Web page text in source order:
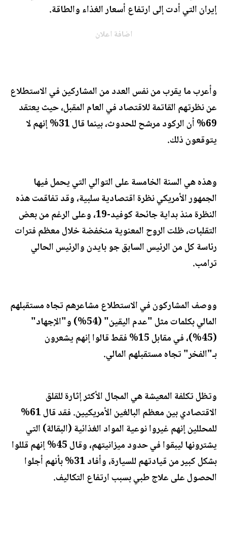
إيران التي أدت إلى ارتفاع أسعار الغذاء والطاقة.
اضافة اعلان
وأعرب ما يقرب من نفس العدد من المشاركين في الاستطلاع
عن نظرتهم القاتمة للاقتصاد في العام المقبل، حيث يعتقد
69% أن الركود مرشح للحدوث، بينما قال 31% إنهم لا
يتوقعون ذلك.
وهذه هي السنة الخامسة على التوالي التي يحمل فيها
الجمهور الأمريكي نظرة اقتصادية سلبية، وقد تفاقمت هذه
النظرة منذ بداية جائحة كوفيد-19، وعلى الرغم من بعض
التقلبات، ظلت الروح المعنوية منخفضة خلال معظم فترات
رئاسة كل من الرئيس السابق جو بايدن والرئيس الحالي
ترامب.
ووصف المشاركون في الاستطلاع مشاعرهم تجاه مستقبلهم
المالي بكلمات مثل "عدم اليقين" (54%) و"الإجهاد"
(45%)، في مقابل 15% فقط قالوا إنهم يشعرون
بـ"الفخر" تجاه مستقبلهم المالي.
وتظل تكلفة المعيشة هي المجال الأكثر إثارة للقلق
الاقتصادي بين معظم البالغين الأمريكيين. فقد قال 61%
للمحللين إنهم غيروا نوعية المواد الغذائية (البقالة) التي
يشترونها ليبقوا في حدود ميزانيتهم، وقال 45% إنهم قللوا
بشكل كبير من قيادتهم للسيارة، وأفاد 31% بأنهم أجلوا
الحصول على علاج طبي بسبب ارتفاع التكاليف.